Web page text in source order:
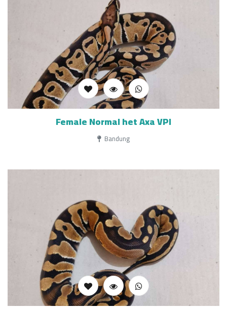
Female Normal het Axa VPI
Bandung